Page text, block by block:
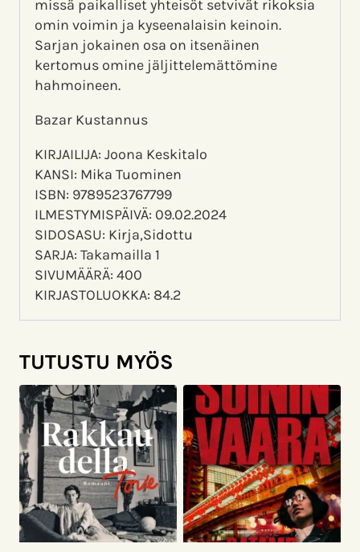
missä paikalliset yhteisöt setvivät rikoksia
omin voimin ja kyseenalaisin keinoin.
Sarjan jokainen osa on itsenäinen
kertomus omine jäljittelemättömine
hahmoineen.
Bazar Kustannus
KIRJAILIJA: Joona Keskitalo
KANSI: Mika Tuominen
ISBN: 9789523767799
ILMESTYMISPÄIVÄ: 09.02.2024
SIDOSASU: Kirja,Sidottu
SARJA: Takamailla 1
SIVUMÄÄRÄ: 400
KIRJASTOLUOKKA: 84.2
TUTUSTU MYÖS